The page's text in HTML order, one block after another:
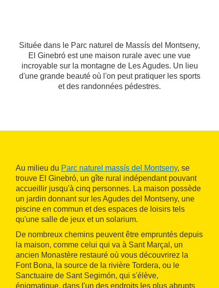
Située dans le Parc naturel de Massís del Montseny,
El Ginebró est une maison rurale avec une vue
incroyable sur la montagne de Les Agudes. Un lieu
d'une grande beauté où l'on peut pratiquer les sports
et des randonnées pédestres.
Au milieu du Parc naturel massís del Montseny, se
trouve El Ginebró, un gîte rural indépendant pouvant
accueillir jusqu'à cinq personnes. La maison possède
un jardin donnant sur les Agudes del Montseny, une
piscine en commun et des espaces de loisirs tels
qu'une salle de jeux et un solarium.
De nombreux chemins peuvent être empruntés depuis
la maison, comme celui qui va à Sant Marçal, un
ancien Monastère restauré où vous découvrirez la
Font Bona, la source de la rivière Tordera, ou le
Sanctuaire de Sant Segimón, qui s'élève,
énigmatique, dans l'un des endroits les plus abrupts